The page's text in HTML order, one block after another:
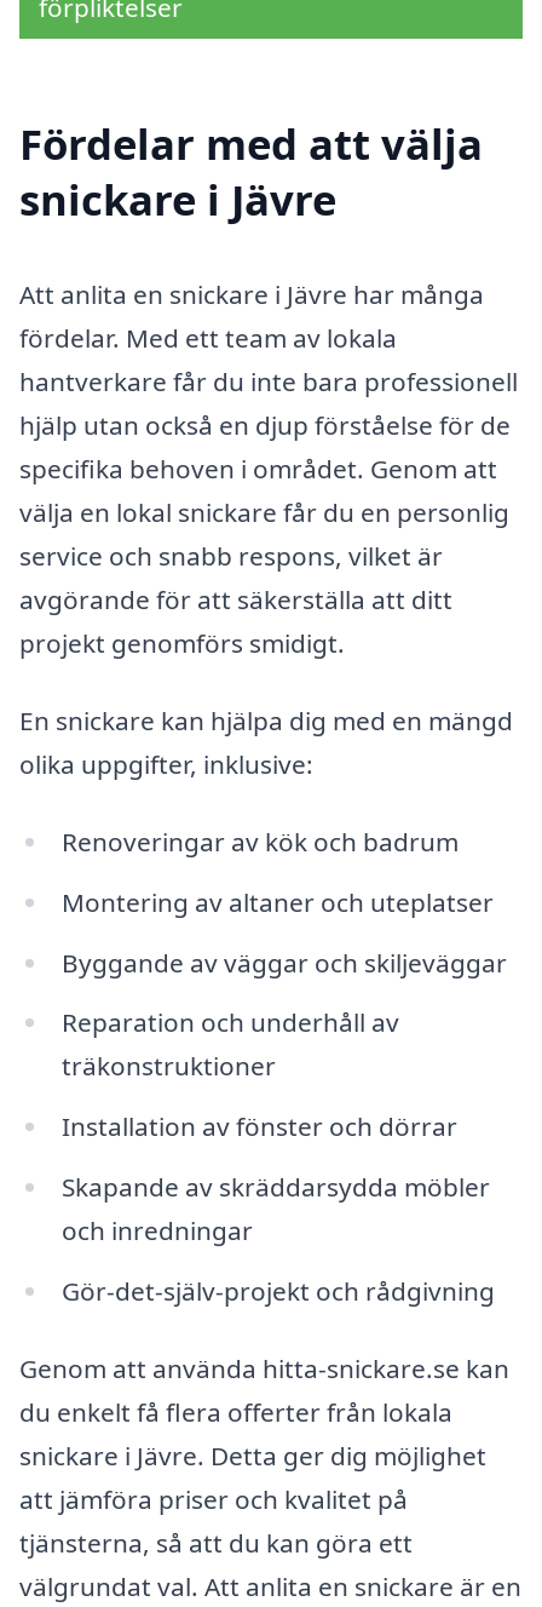
förpliktelser
Fördelar med att välja
snickare i Jävre
Att anlita en snickare i Jävre har många
fördelar. Med ett team av lokala
hantverkare får du inte bara professionell
hjälp utan också en djup förståelse för de
specifika behoven i området. Genom att
välja en lokal snickare får du en personlig
service och snabb respons, vilket är
avgörande för att säkerställa att ditt
projekt genomförs smidigt.
En snickare kan hjälpa dig med en mängd
olika uppgifter, inklusive:
Renoveringar av kök och badrum
Montering av altaner och uteplatser
Byggande av väggar och skiljeväggar
Reparation och underhåll av
träkonstruktioner
Installation av fönster och dörrar
Skapande av skräddarsydda möbler
och inredningar
Gör-det-själv-projekt och rådgivning
Genom att använda hitta-snickare.se kan
du enkelt få flera offerter från lokala
snickare i Jävre. Detta ger dig möjlighet
att jämföra priser och kvalitet på
tjänsterna, så att du kan göra ett
välgrundat val. Att anlita en snickare är en